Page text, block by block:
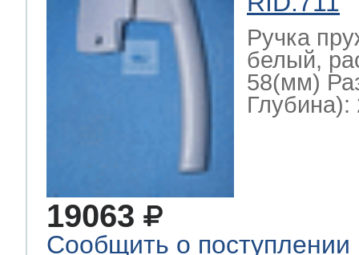
Ручка
белый,
58(мм)
Глубина):
19063
Сообщить о поступлении